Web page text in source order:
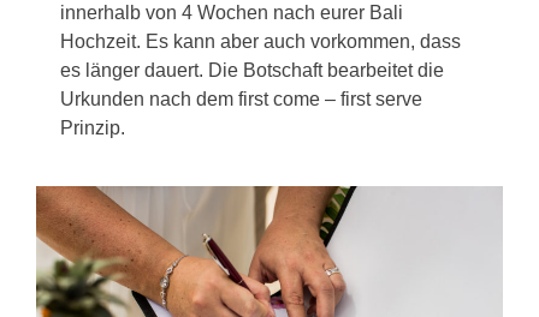
innerhalb von 4 Wochen nach eurer Bali
Hochzeit. Es kann aber auch vorkommen, dass
es länger dauert. Die Botschaft bearbeitet die
Urkunden nach dem first come – first serve
Prinzip.